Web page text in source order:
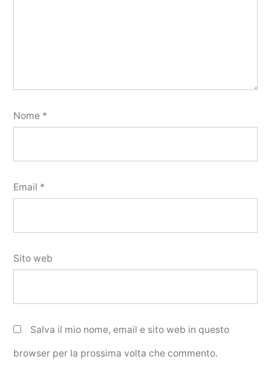
Nome *
Email *
Sito web
Salva il mio nome, email e sito web in questo
browser per la prossima volta che commento.